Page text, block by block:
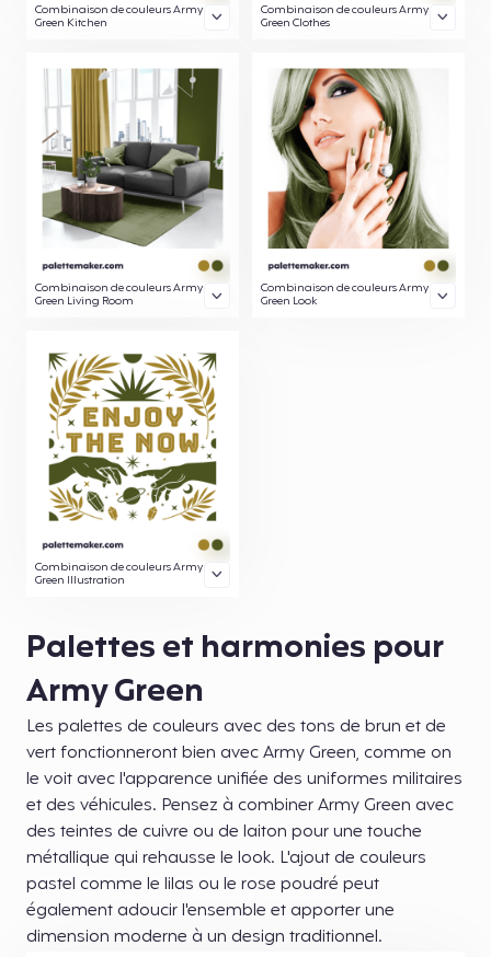
Combinaison de couleurs Army
Green Kitchen
Combinaison de couleurs Army
Green Clothes
Combinaison de couleurs Army
Green Living Room
Combinaison de couleurs Army
Green Look
Combinaison de couleurs Army
Green Illustration
Palettes et harmonies pour
Army Green
Les palettes de couleurs avec des tons de brun et de
vert fonctionneront bien avec Army Green, comme on
le voit avec l'apparence unifiée des uniformes militaires
et des véhicules. Pensez à combiner Army Green avec
des teintes de cuivre ou de laiton pour une touche
métallique qui rehausse le look. L'ajout de couleurs
pastel comme le lilas ou le rose poudré peut
également adoucir l'ensemble et apporter une
dimension moderne à un design traditionnel.